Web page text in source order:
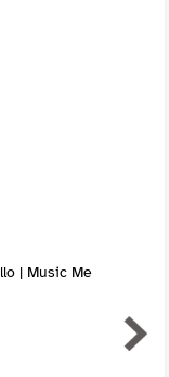
| Music Me